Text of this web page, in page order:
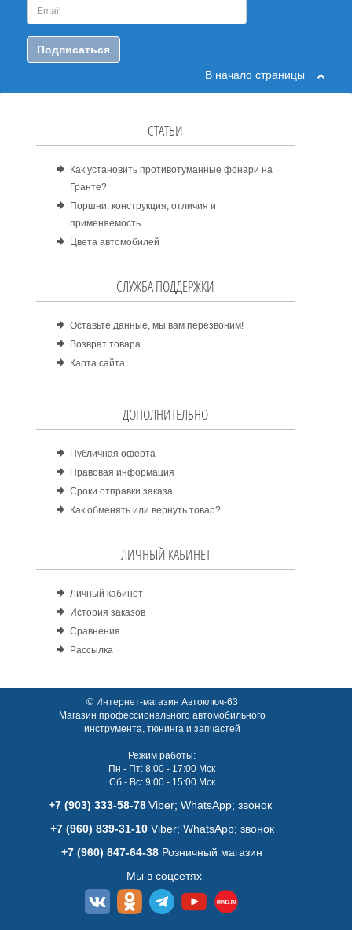
Подписаться
В начало страницы
СТАТЬИ
Как установить противотуманные фонари на
Гранте?
Поршни: конструкция, отличия и
применяемость.
Цвета автомобилей
СЛУЖБА ПОДДЕРЖКИ
Оставьте данные, мы вам перезвоним!
Возврат товара
Карта сайта
ДОПОЛНИТЕЛЬНО
Публичная оферта
Правовая информация
Сроки отправки заказа
Как обменять или вернуть товар?
ЛИЧНЫЙ КАБИНЕТ
Личный кабинет
История заказов
Сравнения
Рассылка
© Интернет-магазин Автоключ-63
Магазин профессионального автомобильного
инструмента, тюнинга и запчастей
Режим работы:
Пн - Пт: 8:00 - 17:00 Мск
Сб - Вс: 9:00 - 15:00 Мск
+7 (903) 333-58-78 Viber; WhatsАpp; звонок
+7 (960) 839-31-10Viber; WhatsАpp; звонок
+7 (960) 847-64-38 Розничный магазин
Мы в соцсетях